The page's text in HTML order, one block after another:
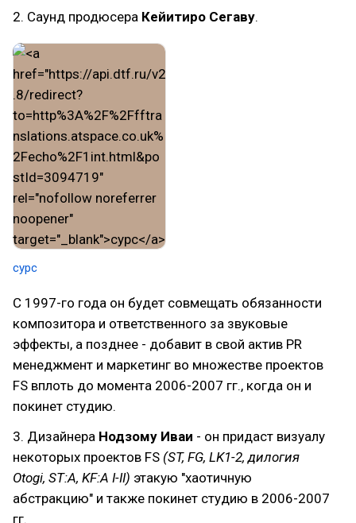
2. Cаунд продюсера Кейитиро Сегаву.
сурс
С 1997-го года он будет совмещать обязанности
композитора и ответственного за звуковые
эффекты, а позднее - добавит в свой актив PR
менеджмент и маркетинг во множестве проектов
FS вплоть до момента 2006-2007 гг., когда он и
покинет студию.
3. Дизайнера Нодзому Иваи - он придаст визуалу
некоторых проектов FS (ST, FG, LK1-2, дилогия
Otogi, ST:A, KF:A I-II) этакую "хаотичную
абстракцию" и также покинет студию в 2006-2007
гг.